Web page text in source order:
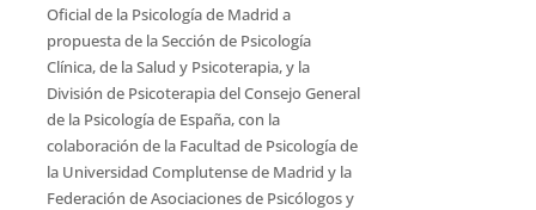
Oficial de la Psicología de Madrid a
propuesta de la Sección de Psicología
Clínica, de la Salud y Psicoterapia, y la
División de Psicoterapia del Consejo General
de la Psicología de España, con la
colaboración de la Facultad de Psicología de
la Universidad Complutense de Madrid y la
Federación de Asociaciones de Psicólogos y